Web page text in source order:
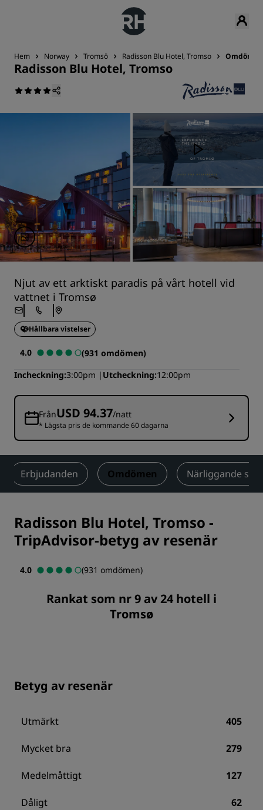
Hem Norway Tromsö Radisson Blu Hotel, Tromso Omdömen
Radisson Blu Hotel, Tromso
Njut av ett arktiskt paradis på vårt hotell vid
vattnet i Tromsø
Hållbara vistelser
4.0
(931 omdömen)
Incheckning 3:00pm Utcheckning 12:00pm
FrånUSD 94.37/natt
* Lägsta pris de kommande 60 dagarna
Erbjudanden Omdömen Närliggande
Radisson Blu Hotel, Tromso -
TripAdvisor-betyg av resenär
4.0 (931 omdömen)
Rankat som nr 9 av 24 hotell i
Tromsø
Betyg av resenär
Utmärkt 405
Mycket bra 279
Medelmåttigt 127
Dåligt 62